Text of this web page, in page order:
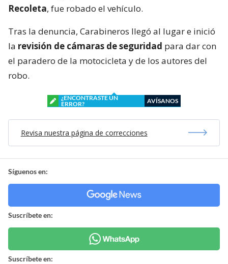
Recoleta, fue robado el vehículo.
Tras la denuncia, Carabineros llegó al lugar e inició
la revisión de cámaras de seguridad para dar con
el paradero de la motocicleta y de los autores del
robo.
¿ENCONTRASTE UN
ERROR?
AVÍSANOS
Revisa nuestra página de correcciones
Síguenos en:
Suscríbete en:
Suscríbete en: